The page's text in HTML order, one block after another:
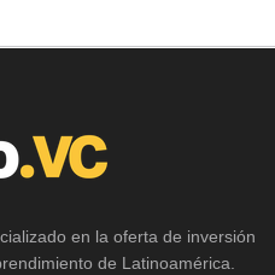
en la oferta de inversión
de Latinoamérica.